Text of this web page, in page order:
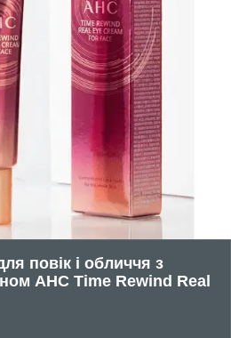
повік і обличчя з
AHC Time Rewind Real